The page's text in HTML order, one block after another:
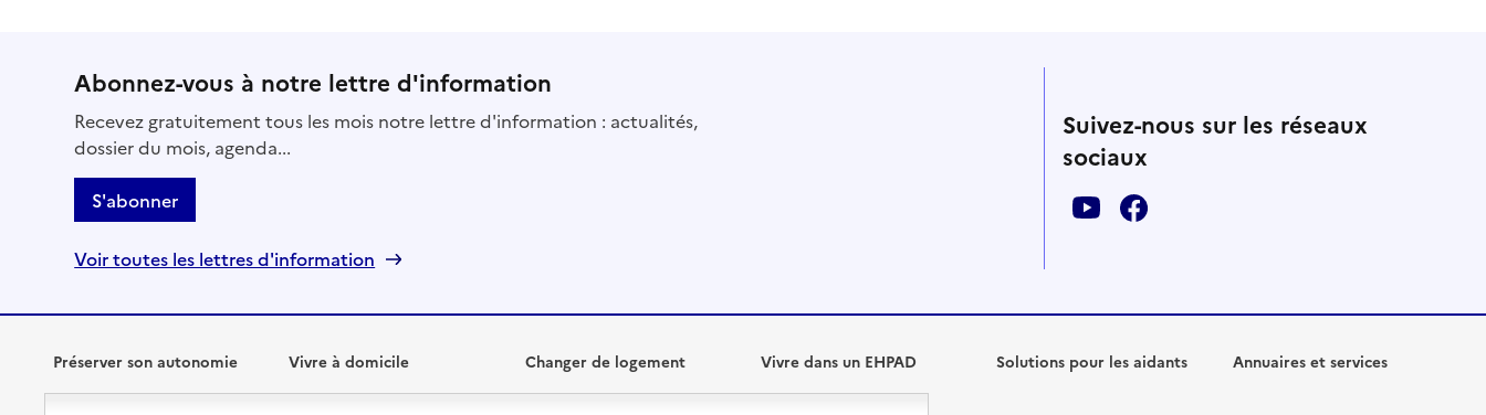
Abonnez-vous à notre lettre d'information
Recevez gratuitement tous les mois notre lettre d'information : actualités,
dossier du mois, agenda...
S'abonner
Voir toutes les lettres d'information
Suivez-nous sur les réseaux
sociaux
Préserver son autonomie Vivre à domicile Changer de logement Vivre dans un EHPAD Solutions pour les aidants Annuaires et services